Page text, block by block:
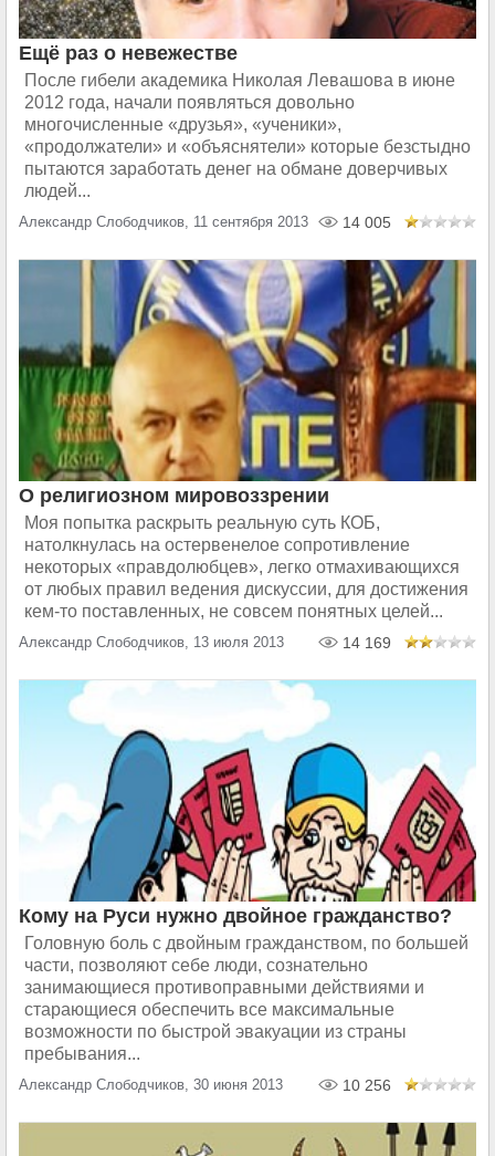
Ещё раз о невежестве
После гибели академика Николая Левашова в июне
2012 года, начали появляться довольно
многочисленные «друзья», «ученики»,
«продолжатели» и «объяснятели» которые безстыдно
пытаются заработать денег на обмане доверчивых
людей...
Александр Слободчиков, 11 сентября 2013 14 005
О религиозном мировоззрении
Моя попытка раскрыть реальную суть КОБ,
натолкнулась на остервенелое сопротивление
некоторых «правдолюбцев», легко отмахивающихся
от любых правил ведения дискуссии, для достижения
кем-то поставленных, не совсем понятных целей...
Александр Слободчиков, 13 июля 2013 14 169
Кому на Руси нужно двойное гражданство?
Головную боль с двойным гражданством, по большей
части, позволяют себе люди, сознательно
занимающиеся противоправными действиями и
старающиеся обеспечить все максимальные
возможности по быстрой эвакуации из страны
пребывания...
Александр Слободчиков, 30 июня 2013 10 256